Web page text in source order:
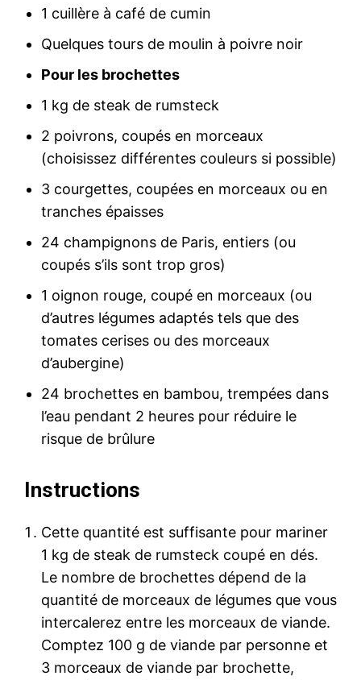
1 cuillère à café de cumin
Quelques tours de moulin à poivre noir
Pour les brochettes
1 kg de steak de rumsteck
2 poivrons, coupés en morceaux
(choisissez différentes couleurs si possible)
3 courgettes, coupées en morceaux ou en
tranches épaisses
24 champignons de Paris, entiers (ou
coupés s’ils sont trop gros)
1 oignon rouge, coupé en morceaux (ou
d’autres légumes adaptés tels que des
tomates cerises ou des morceaux
d’aubergine)
24 brochettes en bambou, trempées dans
l’eau pendant 2 heures pour réduire le
risque de brûlure
Instructions
Cette quantité est suffisante pour mariner
1 kg de steak de rumsteck coupé en dés.
Le nombre de brochettes dépend de la
quantité de morceaux de légumes que vous
intercalerez entre les morceaux de viande.
Comptez 100 g de viande par personne et
3 morceaux de viande par brochette,